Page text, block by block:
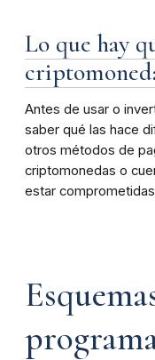
Lo que hay
Antes de usar o
saber qué las hace
otros métodos de
criptomonedas o
estar